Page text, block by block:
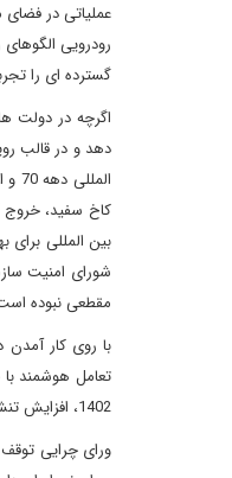
عملیاتی در فضای
رودرویی
گسترده ای را
اگرچه در دولت
دهد و در قالب
کاخ سفید، خروج
مقطعی نبوده
تعامل هوشمند
1402، افزایش تنش ها در خاورمیانه، روند تداوم و تغییر در سیاست خارجی ایران در عمل پیگیری نشد.
ورای چرایی